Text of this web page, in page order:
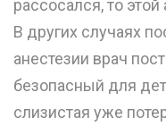
рассосался, то
В других случаях
анестезии врач
безопасный для
слизистая уже